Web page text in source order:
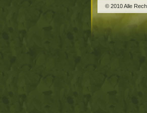
© 2010 Alle